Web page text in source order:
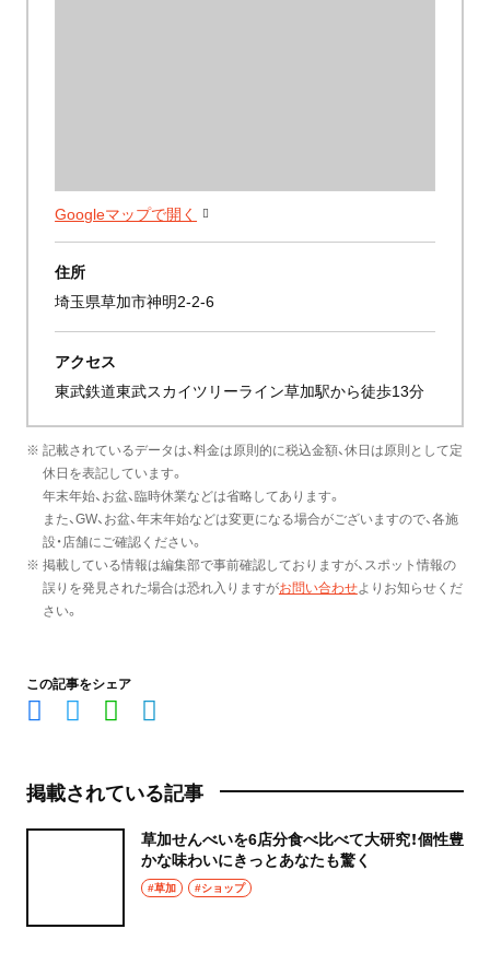
Googleマップで開く
住所
埼玉県草加市神明2-2-6
アクセス
東武鉄道東武スカイツリーライン草加駅から徒歩13分
※ 記載されているデータは、料金は原則的に税込金額、休日は原則として定
休日を表記しています。
年末年始、お盆、臨時休業などは省略してあります。
また、GW、お盆、年末年始などは変更になる場合がございますので、各施
設・店舗にご確認ください。
※ 掲載している情報は編集部で事前確認しておりますが、スポット情報の
誤りを発見された場合は恐れ入りますがお問い合わせよりお知らせくだ
さい。
この記事をシェア
掲載されている記事
草加せんべいを6店分食べ比べて大研究！個性豊
かな味わいにきっとあなたも驚く
#草加 #ショップ